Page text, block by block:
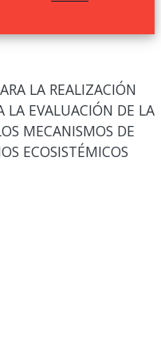
LA REALIZACIÓN
LA EVALUACIÓN DE LA
MECANISMOS DE
ECOSISTÉMICOS